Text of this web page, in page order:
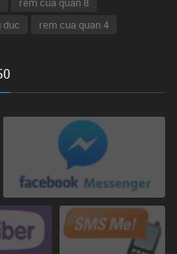
duc rem cua quan 4